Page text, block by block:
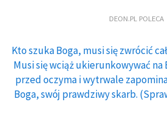
DEON.PL POLECA
Kto szuka Boga, musi się zwrócić
Musi się wciąż ukierunkowywać na
przed oczyma i wytrwale
Boga, swój prawdziwy skarb.